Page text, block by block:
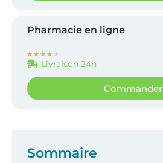
Pharmacie en ligne
    
Livraison 24h
Commander
Sommaire